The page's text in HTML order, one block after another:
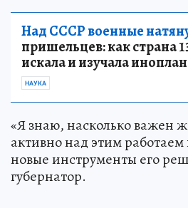
Над СССР военные
пришельцев: как страна
искала и изучала
НАУКА
«Я знаю, насколько важен
активно над этим
новые инструменты его
губернатор.